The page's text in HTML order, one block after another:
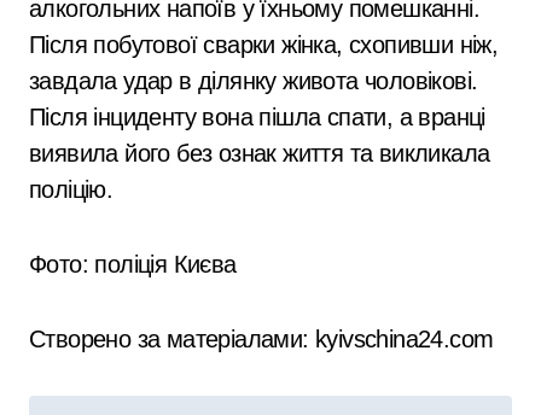
алкогольних напоїв у їхньому помешканні.
Після побутової сварки жінка, схопивши ніж,
завдала удар в ділянку живота чоловікові.
Після інциденту вона пішла спати, а вранці
виявила його без ознак життя та викликала
поліцію.
Фото: поліція Києва
Створено за матеріалами: kyivschina24.com